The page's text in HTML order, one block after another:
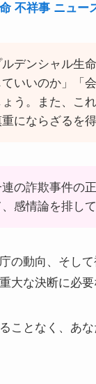
不祥事 ニュー
デンシャル生
ていいのか」「
う。また、こ
にならざるを
の詐欺事件の
感情論を排し
の動向、そし
大な決断に必要
ことなく、あ